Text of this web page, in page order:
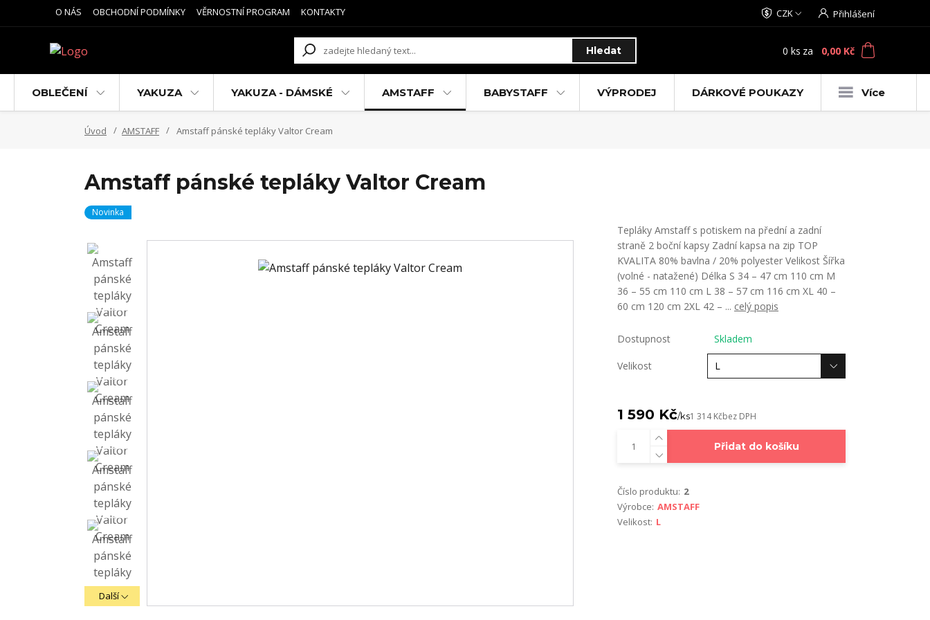
O NÁS OBCHODNÍ PODMÍNKY VĚRNOSTNÍ PROGRAM KONTAKTY CZK Přihlášení
Hledat 0 ks za 0,00 Kč
OBLEČENÍ YAKUZA YAKUZA - DÁMSKÉ AMSTAFF BABYSTAFF VÝPRODEJ DÁRKOVÉ POUKAZY Více
Úvod AMSTAFF Amstaff pánské tepláky Valtor Cream
Amstaff pánské tepláky Valtor Cream
Novinka
Další
Tepláky Amstaff s potiskem na přední a zadní
straně 2 boční kapsy Zadní kapsa na zip TOP
KVALITA 80% bavlna / 20% polyester Velikost Šířka
(volné - natažené) Délka S 34 – 47 cm 110 cm M
36 – 55 cm 110 cm L 38 – 57 cm 116 cm XL 40 –
60 cm 120 cm 2XL 42 – ... celý popis
Dostupnost Skladem
Velikost
1 590 Kč/ks1 314 Kčbez DPH
Přidat do košíku
Číslo produktu: 2
Výrobce: AMSTAFF
Velikost: L